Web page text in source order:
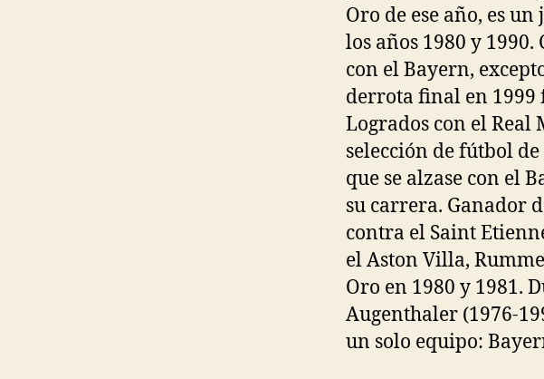
Oro de ese año, es
los años 1980 y
con el Bayern,
derrota final en 1999
Logrados con el Real
selección de fútbol
que se alzase con el
su carrera. Ganador
contra el Saint
el Aston Villa,
Oro en 1980 y 1981.
Augenthaler (1976-
un solo equipo: